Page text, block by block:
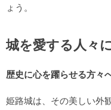
ょう。
城を愛する人々
歴史に心を躍らせる方々
姫路城は、その美しい外